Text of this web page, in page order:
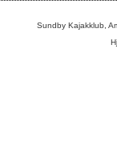
Sundby Kajakklub,